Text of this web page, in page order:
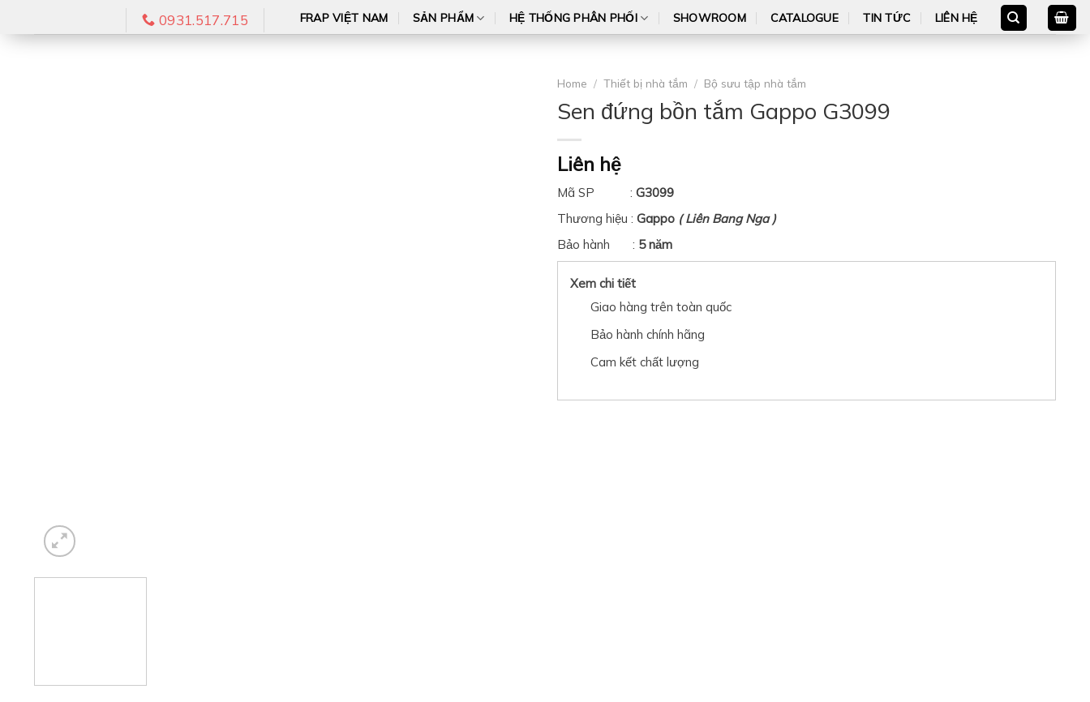
0931.517.715 FRAP VIỆT NAM SẢN PHẨM HỆ THỐNG PHÂN PHỐI SHOWROOM CATALOGUE TIN TỨC LIÊN HỆ
Home / Thiết bị nhà tắm / Bộ sưu tập nhà tắm
Sen đứng bồn tắm Gappo G3099
Liên hệ
Mã SP : G3099
Thương hiệu : Gappo (Liên Bang Nga )
Bảo hành : 5 năm
Xem chi tiết
Giao hàng trên toàn quốc
Bảo hành chính hãng
Cam kết chất lượng